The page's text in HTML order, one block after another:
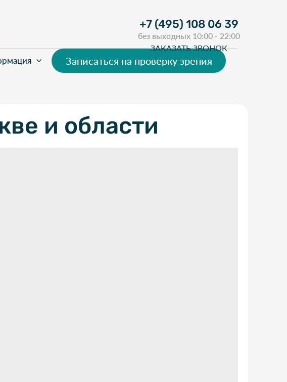
+7 (495) 108 06 39
без выходных 10:00 - 22:00
Записаться на проверку зрения
ЗАКАЗАТЬ ЗВОНОК
и области